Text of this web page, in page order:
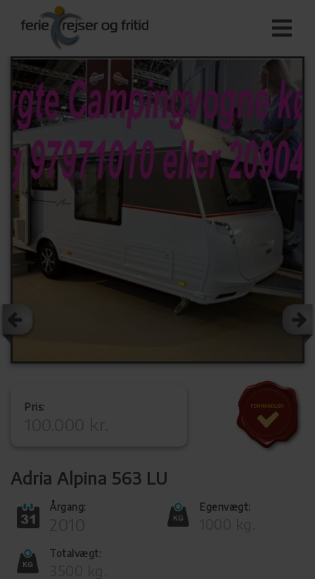
Pris:
Adria Alpina 563 LU
Årgang: Egenvægt:
Totalvægt: